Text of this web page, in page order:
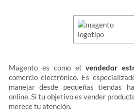
Magento es como el vendedor
comercio electrónico. Es
manejar desde pequeñas tiendas
online. Si tu objetivo es vender
merece tu atención.